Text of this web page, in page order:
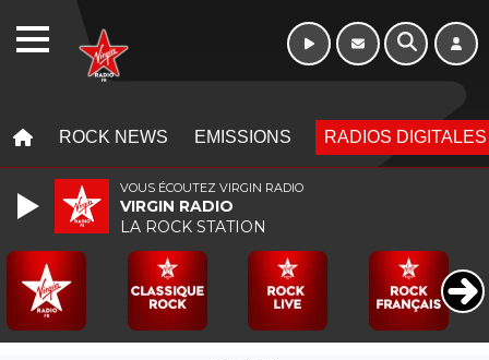
ROCK NEWS EMISSIONS RADIOS DIGITALES
VOUS ÉCOUTEZ VIRGIN RADIO
VIRGIN RADIO
LA ROCK STATION
WEBRADIO